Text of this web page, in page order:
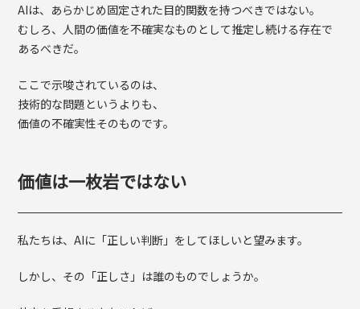
AIは、あらかじめ固定された目的関数を持つべきではない。
むしろ、人間の価値を不確実なものとして推定し続ける存在で
あるべきだ。
ここで示唆されているのは、
技術的な問題というよりも、
価値の不確実性そのものです。
価値は一枚岩ではない
私たちは、AIに「正しい判断」をしてほしいと望みます。
しかし、その「正しさ」は誰のものでしょうか。